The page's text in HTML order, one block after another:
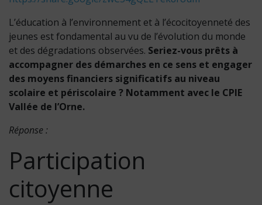
L’éducation à l’environnement et à l’écocitoyenneté des
jeunes est fondamental au vu de l’évolution du monde
et des dégradations observées. Seriez-vous prêts à
accompagner des démarches en ce sens et engager
des moyens financiers significatifs au niveau
scolaire et périscolaire ? Notamment avec le CPIE
Vallée de l’Orne.
Réponse :
Participation
citoyenne